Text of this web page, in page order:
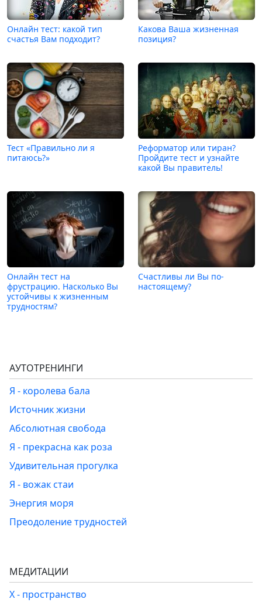
Онлайн тест: какой тип
счастья Вам подходит?
Какова Ваша жизненная
позиция?
Тест «Правильно ли я
питаюсь?»
Реформатор или тиран?
Пройдите тест и узнайте
какой Вы правитель!
Онлайн тест на
фрустрацию. Насколько Вы
устойчивы к жизненным
трудностям?
Счастливы ли Вы по-
настоящему?
АУТОТРЕНИНГИ
Я - королева бала
Источник жизни
Абсолютная свобода
Я - прекрасна как роза
Удивительная прогулка
Я - вожак стаи
Энергия моря
Преодоление трудностей
МЕДИТАЦИИ
Х - пространство